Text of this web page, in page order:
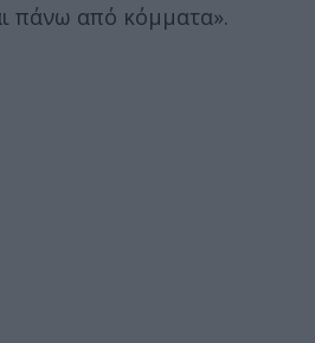
πάνω από κόμματα».